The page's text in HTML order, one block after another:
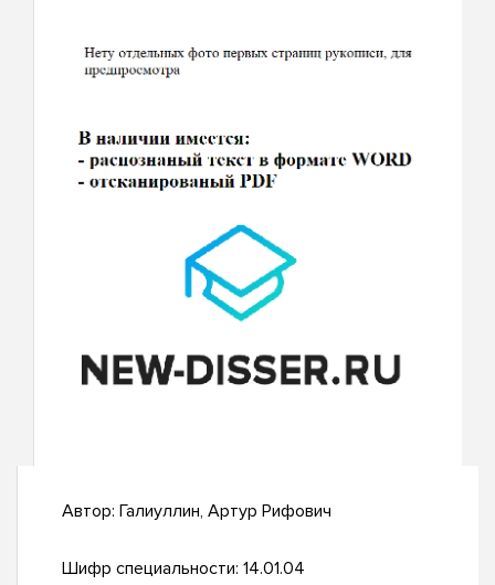
Автор: Галиуллин, Артур Рифович
Шифр специальности: 14.01.04